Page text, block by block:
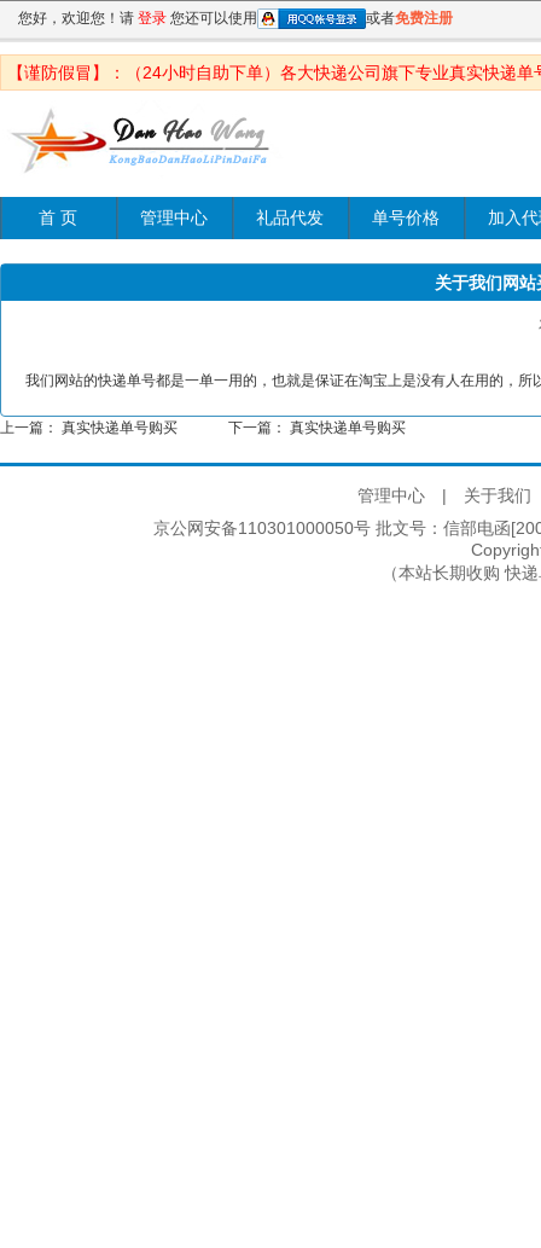
您好，欢迎您！请 登录 您还可以使用 或者免费注册
【谨防假冒】：（24小时自助下单）各大快递公司旗下专业真实快递
首 页 管理中心 礼品代发 单号价格 加入
关于我们网
我们网站的快递单号都是一单一用的，也就是保证在淘宝上是没有人在用的，
上一篇： 真实快递单号购买 下一篇： 真实快递单号购买
管理中心 |
关于我们
京公网安备110301000050号 批文号：信部电函
（本站长期收购 快